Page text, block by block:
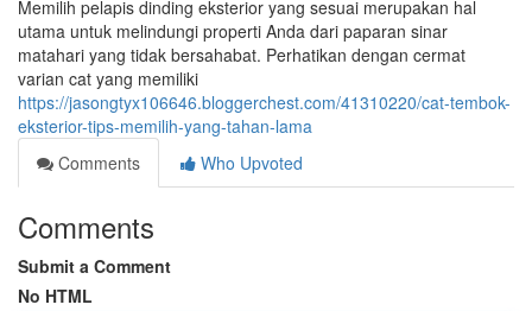
Memilih pelapis dinding eksterior yang sesuai merupakan hal
utama untuk melindungi properti Anda dari paparan sinar
matahari yang tidak bersahabat. Perhatikan dengan cermat
varian cat yang memiliki
https://jasongtyx106646.bloggerchest.com/41310220/cat-tembok-
eksterior-tips-memilih-yang-tahan-lama
Comments
Who Upvoted
Comments
Submit a Comment
No HTML